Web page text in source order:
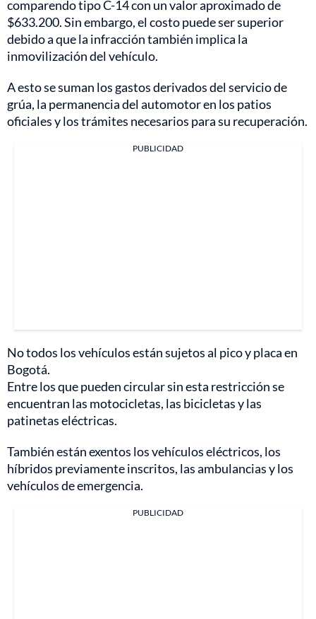
comparendo tipo C-14 con un valor aproximado de
$633.200. Sin embargo, el costo puede ser superior
debido a que la infracción también implica la
inmovilización del vehículo.
A esto se suman los gastos derivados del servicio de
grúa, la permanencia del automotor en los patios
oficiales y los trámites necesarios para su recuperación.
PUBLICIDAD
No todos los vehículos están sujetos al pico y placa en
Bogotá.
Entre los que pueden circular sin esta restricción se
encuentran las motocicletas, las bicicletas y las
patinetas eléctricas.
También están exentos los vehículos eléctricos, los
híbridos previamente inscritos, las ambulancias y los
vehículos de emergencia.
PUBLICIDAD